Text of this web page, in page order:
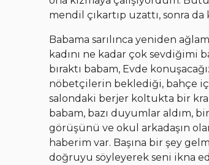
mendil çıkartıp uzattı, sonra da
Babama sarılınca yeniden
kadını ne kadar çok sevdiğimi
bıraktı babam, Evde
nöbetçilerin beklediği, bahçe
salondaki berjer koltukta bir
babam, bazı duyumlar aldım,
görüşünü ve okul arkadaşın
haberim var. Başına bir şey
doğruyu söyleyerek seni ikna